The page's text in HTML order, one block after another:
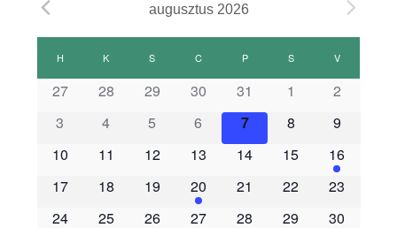
augusztus 2026
E
m
H K S CCSÜTÖRTÖK
PPÉNTEK SSZOMBAT
VVASÁRNAP
27 28 29 30 31 1
2
3
4 5 6 7 8
9
10
11 12 13 14 15
16
17
18 19 20 21 22
23
24
25 26 27 28 29
30